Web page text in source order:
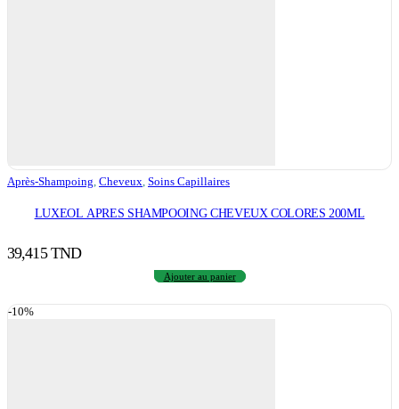
Après-Shampoing Cheveux Soins Capillaires
LUXEOL APRES SHAMPOOING CHEVEUX COLORES 200ML
39,415TND
Ajouter au panier
-10%